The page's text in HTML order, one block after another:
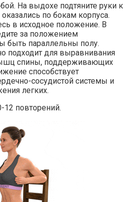
На выдохе подтяните руки к
по бокам корпуса.
в исходное положение. В
за положением
быть параллельны полу.
подходит для выравнивания
спины, поддерживающих
способствует
сосудистой системы и
легких.
12 повторений.